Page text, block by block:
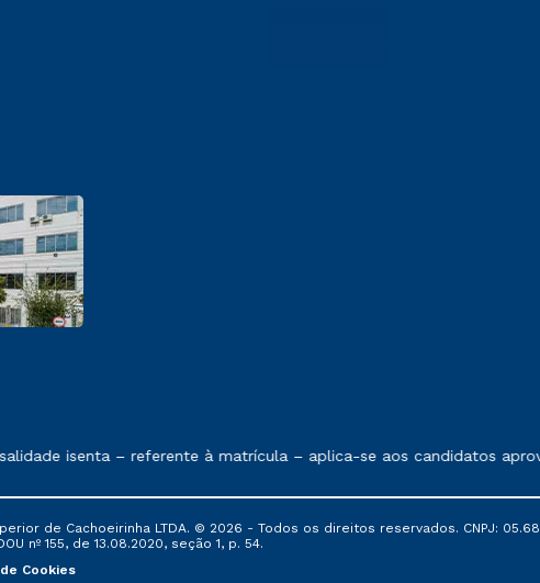
conforme exposto no contrato de prestação de serviços
isenta – referente à matrícula – aplica-se aos candidatos
de Cachoeirinha LTDA. © 2026 - Todos os direitos reservados. CNPJ:
nº 155, de 13.08.2020, seção 1, p. 54.
Cookies